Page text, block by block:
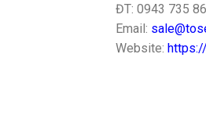
ĐT: 0943 735
Email:
Website: